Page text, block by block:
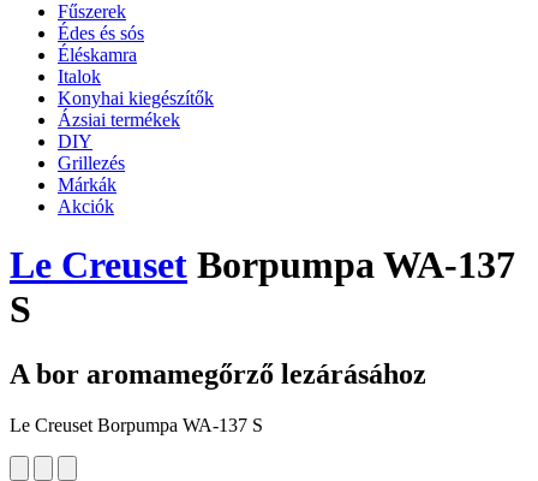
Fűszerek
Édes és sós
Éléskamra
Italok
Konyhai kiegészítők
Ázsiai termékek
DIY
Grillezés
Márkák
Akciók
Le Creuset Borpumpa WA-137
S
A bor aromamegőrző lezárásához
Le Creuset Borpumpa WA-137 S